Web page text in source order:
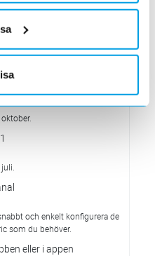
2022
och presenterar ny gällande
och enkelt konfigurera de
som du behöver.
eller i appen